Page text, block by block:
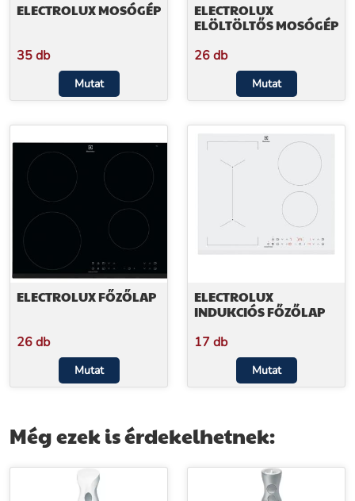
ELECTROLUX MOSÓGÉP
35 db
Mutat
ELECTROLUX
ELÖLTÖLTŐS MOSÓGÉP
26 db
Mutat
ELECTROLUX FŐZŐLAP
26 db
Mutat
ELECTROLUX
INDUKCIÓS FŐZŐLAP
17 db
Mutat
Még ezek is érdekelhetnek: